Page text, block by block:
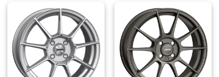
ha
più
varianti.
Le
opzioni
possono
essere
ha
più
varianti.
Le
opzioni
possono
essere